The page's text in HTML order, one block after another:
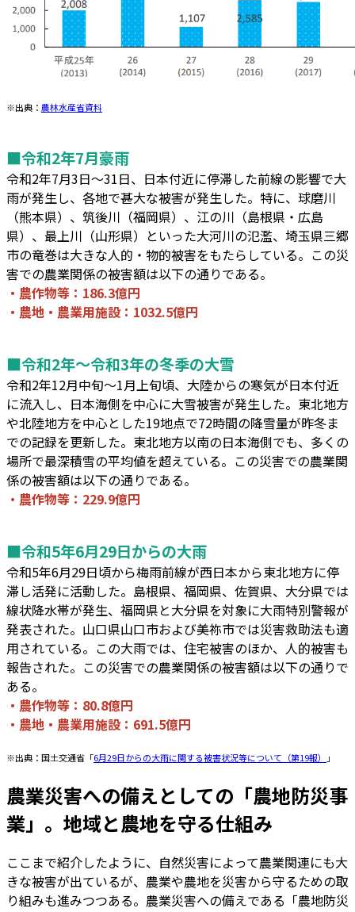
※出典： 農林水産省資料
■令和2年7月豪雨
令和2年7月3日～31日、日本付近に停滞した前線の影響で大
雨が発生し、各地で甚大な被害が発生した。特に、球磨川
（熊本県）、筑後川（福岡県）、江の川（島根県・広島
県）、最上川（山形県）といった大河川の氾濫、埼玉県三郷
市の竜巻は大きな人的・物的被害をもたらしている。この災
害での農業関係の被害額は以下の通りである。
・農作物等：186.3億円
・農地・農業用施設：1032.5億円
■令和2年～令和3年の冬季の大雪
令和2年12月中旬～1月上旬頃、大陸からの寒気が日本付近
に流入し、日本海側を中心に大雪被害が発生した。東北地方
や北陸地方を中心とした19地点で72時間の降雪量が昨冬ま
での記録を更新した。東北地方以南の日本海側でも、多くの
場所で最深積雪の平均値を超えている。この災害での農業関
係の被害額は以下の通りである。
・農作物等：229.9億円
■令和5年6月29日からの大雨
令和5年6月29日頃から梅雨前線が西日本から東北地方に停
滞し活発に活動した。島根県、福岡県、佐賀県、大分県では
線状降水帯が発生、福岡県と大分県を対象に大雨特別警報が
発表された。山口県山口市および美祢市では災害救助法も適
用されている。この大雨では、住宅被害のほか、人的被害も
報告された。この災害での農業関係の被害額は以下の通りで
ある。
・農作物等：80.8億円
・農地・農業用施設：691.5億円
※出典：国土交通省「6月29日からの大雨に関する被害状況等について（第19報） 」
農業災害への備えとしての「農地防災事
業」。地域と農地を守る仕組み
ここまで紹介したように、自然災害によって農業関連にも大
きな被害が出ているが、農業や農地を災害から守るための取
り組みも進みつつある。農業災害への備えである「農地防災